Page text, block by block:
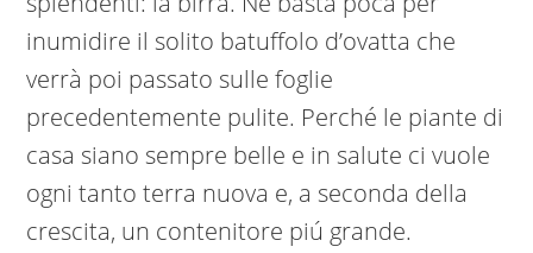
inumidire il solito batuffolo d’ovatta che
verrà poi passato sulle foglie
precedentemente pulite. Perché le piante di
casa siano sempre belle e in salute ci vuole
ogni tanto terra nuova e, a seconda della
crescita, un contenitore piú grande.